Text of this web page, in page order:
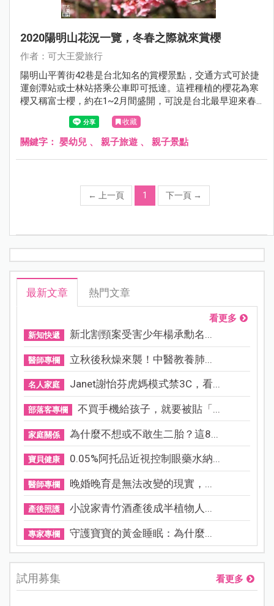
2020陽明山花況一覽，冬春之際就來賞櫻
作者：可大王愛旅行
陽明山平菁街42巷是台北知名的賞櫻景點，交通方式可於捷
運劍潭站或士林站搭乘公車即可抵達。這裡種植的櫻花為寒
櫻又稱富士櫻，約在1~2月間盛開，可說是台北最早迎來春
收藏
關鍵字： 嬰幼兒 、 親子旅遊 、 親子景點
← 上一頁 1 下一頁 →
最新文章 熱門文章
看更多
新知快遞 新北割頸案受害少年楊承勳名...
醫師專欄 立秋後秋燥來襲！中醫教養肺...
名人家庭 Janet謝怡芬虎媽模式禁3C，看...
部落客專欄 不買手機給孩子，就要被貼「...
家庭關係 為什麼不想或不敢生二胎？這8...
寶貝健康 0.05%阿托品近視控制眼藥水納...
醫師專欄 晚婚晚育是無法改變的現實，...
產後照護 小說家青竹酒產後成半植物人...
專家專欄 守護寶寶的黃金睡眠：為什麼...
試用募集 看更多